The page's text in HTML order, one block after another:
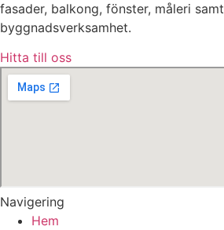
fasader, balkong, fönster, måleri samt
byggnadsverksamhet.
Hitta till oss
Navigering
Hem